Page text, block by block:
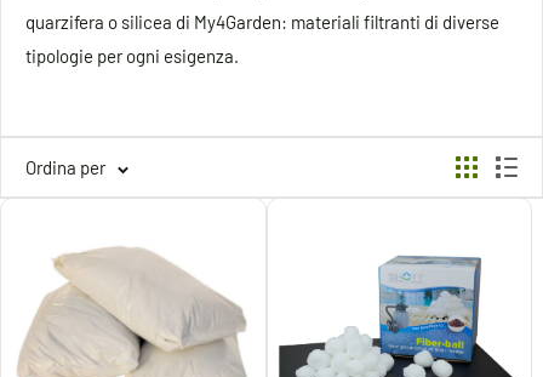
quarzifera o silicea di My4Garden: materiali filtranti di diverse
tipologie per ogni esigenza.
Ordina per